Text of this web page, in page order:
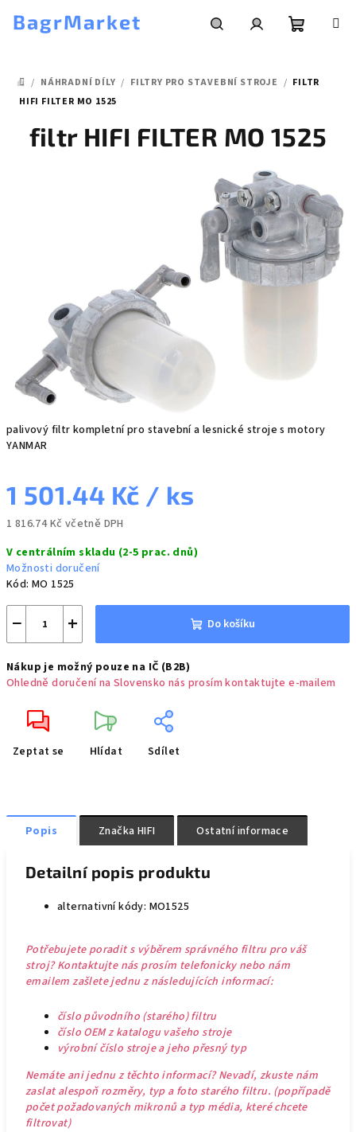
BagrMarket
DOMŮ
/ NÁHRADNÍ DÍLY / FILTRY PRO STAVEBNÍ STROJE / FILTR
HIFI FILTER MO 1525
palivový filtr kompletní pro stavební a lesnické stroje s motory
YANMAR
1 501.44 Kč / ks
1 816.74 Kč včetně DPH
cena:
V centrálním skladu (2-5 prac. dnů)
Možnosti doručení
Kód: MO 1525
+
− Do košíku
Nákup je možný pouze na IČ (B2B)
Ohledně doručení na Slovensko nás prosím kontaktujte e-mailem
Zeptat se Hlídat Sdílet
filtr HIFI FILTER MO 1525
Popis Značka HIFI Ostatní informace
Detailní popis produktu
alternativní kódy: MO1525
Potřebujete poradit s výběrem správného filtru pro váš
stroj? Kontaktujte nás prosím telefonicky nebo nám
emailem zašlete jednu z následujících informací:
číslo původního (starého) filtru
číslo OEM z katalogu vašeho stroje
výrobní číslo stroje a jeho přesný typ
Nemáte ani jednu z těchto informací? Nevadí, zkuste nám
zaslat alespoň rozměry, typ a foto starého filtru. (popřípadě
počet požadovaných mikronů a typ média, které chcete
filtrovat)